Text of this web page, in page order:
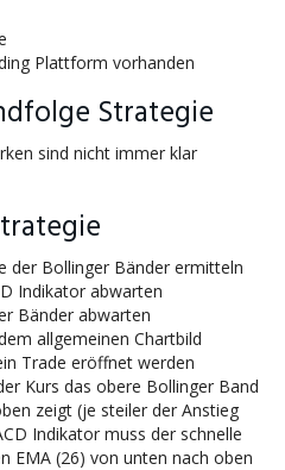
Plattform vorhanden
Strategie
sind nicht immer klar
der Bollinger Bänder ermitteln
Indikator abwarten
Bänder abwarten
allgemeinen Chartbild
Trade eröffnet werden
Kurs das obere Bollinger Band
zeigt (je steiler der Anstieg
Indikator muss der schnelle
EMA (26) von unten nach oben